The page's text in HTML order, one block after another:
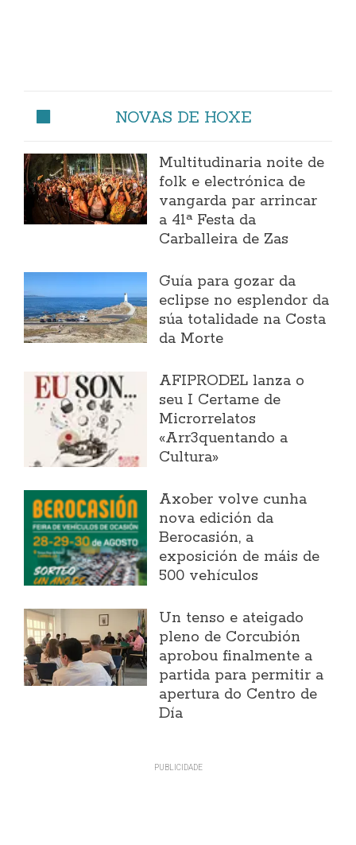
NOVAS DE HOXE
Multitudinaria noite de
folk e electrónica de
vangarda par arrincar
a 41ª Festa da
Carballeira de Zas
Guía para gozar da
eclipse no esplendor da
súa totalidade na Costa
da Morte
AFIPRODEL lanza o
seu I Certame de
Microrrelatos
«Arr3quentando a
Cultura»
Axober volve cunha
nova edición da
Berocasión, a
exposición de máis de
500 vehículos
Un tenso e ateigado
pleno de Corcubión
aprobou finalmente a
partida para permitir a
apertura do Centro de
Día